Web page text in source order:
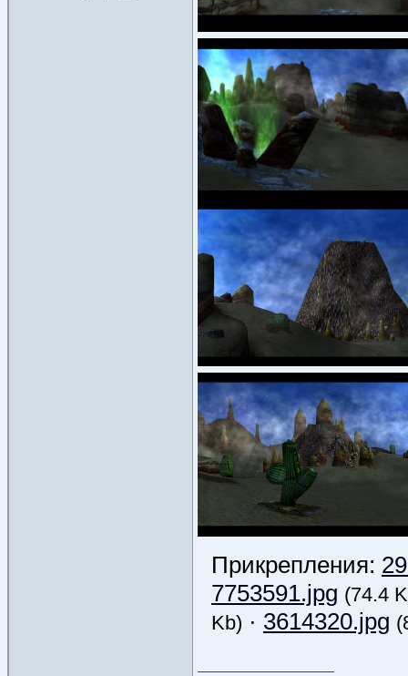
Прикрепления:
7753591.jpg (74.4
Kb) · 3614320.jpg